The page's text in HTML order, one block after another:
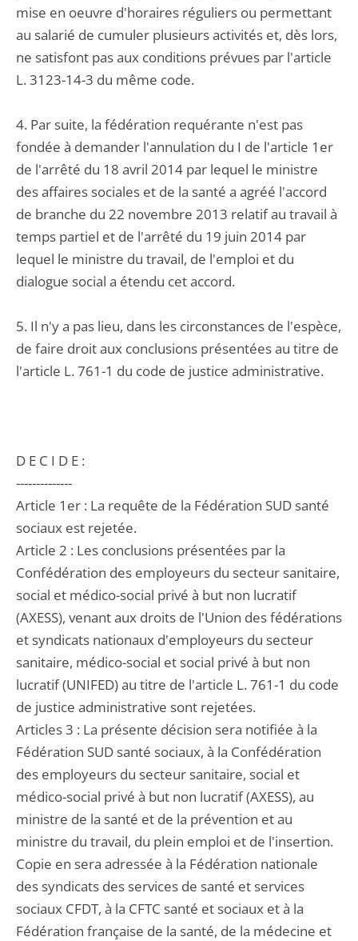
mise en oeuvre d'horaires réguliers ou permettant
au salarié de cumuler plusieurs activités et, dès lors,
ne satisfont pas aux conditions prévues par l'article
L. 3123-14-3 du même code.
4. Par suite, la fédération requérante n'est pas
fondée à demander l'annulation du I de l'article 1er
de l'arrêté du 18 avril 2014 par lequel le ministre
des affaires sociales et de la santé a agréé l'accord
de branche du 22 novembre 2013 relatif au travail à
temps partiel et de l'arrêté du 19 juin 2014 par
lequel le ministre du travail, de l'emploi et du
dialogue social a étendu cet accord.
5. Il n'y a pas lieu, dans les circonstances de l'espèce,
de faire droit aux conclusions présentées au titre de
l'article L. 761-1 du code de justice administrative.
D E C I D E :
--------------
Article 1er : La requête de la Fédération SUD santé
sociaux est rejetée.
Article 2 : Les conclusions présentées par la
Confédération des employeurs du secteur sanitaire,
social et médico-social privé à but non lucratif
(AXESS), venant aux droits de l'Union des fédérations
et syndicats nationaux d'employeurs du secteur
sanitaire, médico-social et social privé à but non
lucratif (UNIFED) au titre de l'article L. 761-1 du code
de justice administrative sont rejetées.
Articles 3 : La présente décision sera notifiée à la
Fédération SUD santé sociaux, à la Confédération
des employeurs du secteur sanitaire, social et
médico-social privé à but non lucratif (AXESS), au
ministre de la santé et de la prévention et au
ministre du travail, du plein emploi et de l'insertion.
Copie en sera adressée à la Fédération nationale
des syndicats des services de santé et services
sociaux CFDT, à la CFTC santé et sociaux et à la
Fédération française de la santé, de la médecine et